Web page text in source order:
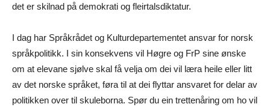
det er skilnad på demokrati og fleirtalsdiktatur.
I dag har Språkrådet og Kulturdepartementet ansvar for norsk
språkpolitikk. I sin konsekvens vil Høgre og FrP sine ønske
om at elevane sjølve skal få velja om dei vil læra heile eller litt
av det norske språket, føra til at dei flyttar ansvaret for delar av
politikken over til skuleborna. Spør du ein trettenåring om ho vil